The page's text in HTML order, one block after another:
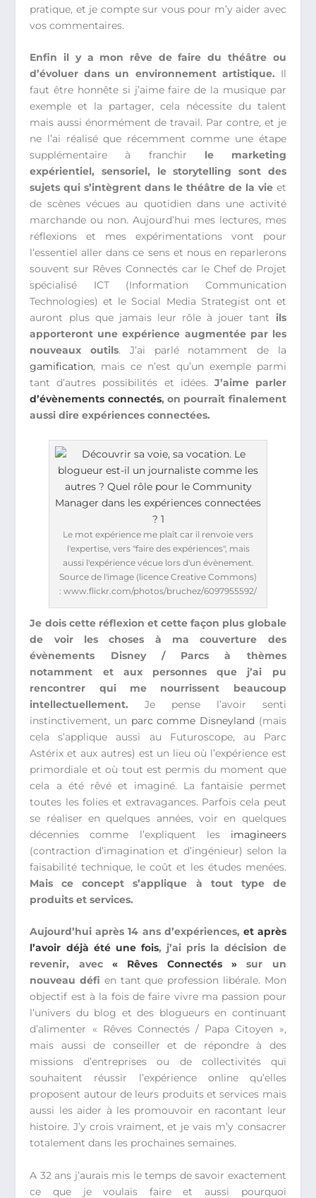
pratique, et je compte sur vous pour m’y aider avec
vos commentaires.
Enfin il y a mon rêve de faire du théâtre ou
d’évoluer dans un environnement artistique. Il
faut être honnête si j’aime faire de la musique par
exemple et la partager, cela nécessite du talent
mais aussi énormément de travail. Par contre, et je
ne l’ai réalisé que récemment comme une étape
supplémentaire à franchir le marketing
expérientiel, sensoriel, le storytelling sont des
sujets qui s’intègrent dans le théâtre de la vieet
de scènes vécues au quotidien dans une activité
marchande ou non. Aujourd’hui mes lectures, mes
réflexions et mes expérimentations vont pour
l’essentiel aller dans ce sens et nous en reparlerons
souvent sur Rêves Connectés car le Chef de Projet
spécialisé ICT (Information Communication
Technologies) et le Social Media Strategist ont et
auront plus que jamais leur rôle à jouer tant ils
apporteront une expérience augmentée par les
nouveaux outils. J’ai parlé notamment de la
gamification, mais ce n’est qu’un exemple parmi
tant d’autres possibilités et idées. J’aime parler
d’évènements connectés, on pourrait finalement
aussi dire expériences connectées.
Le mot expérience me plaît car il renvoie vers
l'expertise, vers "faire des expériences", mais
aussi l'expérience vécue lors d'un évènement.
Source de l'image (licence Creative Commons)
: www.flickr.com/photos/bruchez/6097955592/
Je dois cette réflexion et cette façon plus globale
de voir les choses à ma couverture des
évènements Disney / Parcs à thèmes
notamment et aux personnes que j’ai pu
rencontrer qui me nourrissent beaucoup
intellectuellement. Je pense l’avoir senti
instinctivement, un parc comme Disneyland (mais
cela s’applique aussi au Futuroscope, au Parc
Astérix et aux autres) est un lieu où l’expérience est
primordiale et où tout est permis du moment que
cela a été rêvé et imaginé. La fantaisie permet
toutes les folies et extravagances. Parfois cela peut
se réaliser en quelques années, voir en quelques
décennies comme l’expliquent les imagineers
(contraction d’imagination et d’ingénieur) selon la
faisabilité technique, le coût et les études menées.
Mais ce concept s’applique à tout type de
produits et services.
Aujourd’hui après 14 ans d’expériences, et après
l’avoir déjà été une fois, j’ai pris la décision de
revenir, avec« Rêves Connectés »sur un
nouveau défi en tant que profession libérale. Mon
objectif est à la fois de faire vivre ma passion pour
l’univers du blog et des blogueurs en continuant
d’alimenter « Rêves Connectés / Papa Citoyen »,
mais aussi de conseiller et de répondre à des
missions d’entreprises ou de collectivités qui
souhaitent réussir l’expérience online qu’elles
proposent autour de leurs produits et services mais
aussi les aider à les promouvoir en racontant leur
histoire. J’y crois vraiment, et je vais m’y consacrer
totalement dans les prochaines semaines.
A 32 ans j’aurais mis le temps de savoir exactement
ce que je voulais faire et aussi pourquoi